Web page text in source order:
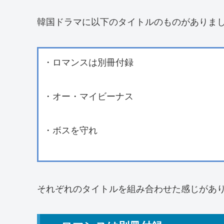
韓国ドラマに以下のタイトルのものがありまし
・ロマンスは別冊付録
・オー・マイビーナス
・ボスを守れ
それぞれのタイトルを組み合わせた感じがあ